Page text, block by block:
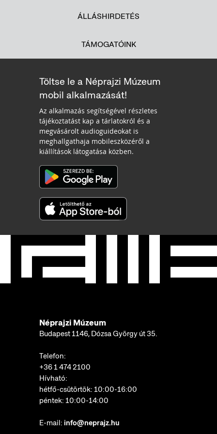
ÁLLÁSHIRDETÉS
TÁMOGATÓINK
Töltse le a Néprajzi Múzeum
mobil alkalmazását!
Az alkalmazás segítségével részletes
tájékoztatást kap a tárlatokról és a
megvásárolt audioguideokat is
meghallgathaja mobileszközéről a
kiállítások látogatása közben.
Néprajzi Múzeum
Budapest 1146, Dózsa György út 35.
Telefon:
+36 1 474 2100
Hívható:
hétfő-csütörtök: 10:00-16:00
péntek: 10:00-14:00
E-mail: info@neprajz.hu